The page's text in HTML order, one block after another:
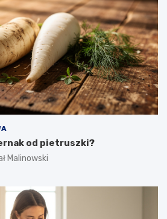
od pietruszki?
Malinowski